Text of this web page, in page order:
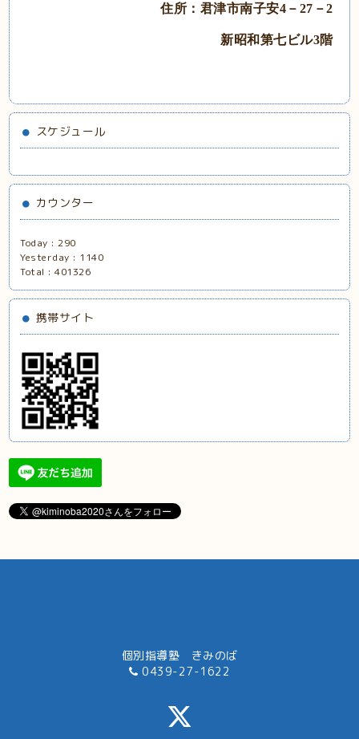
住所：君津市南子安4－27－2
新昭和第七ビル3階
スケジュール
カウンター
Today :290
Yesterday : 1140
Total :401326
携帯サイト
個別指導塾 きみのば
0439-27-1622